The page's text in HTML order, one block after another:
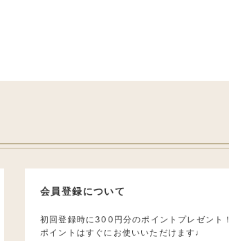
会員登録について
初回登録時に300円分のポイントプレゼント！
ポイントはすぐにお使いいただけます♩